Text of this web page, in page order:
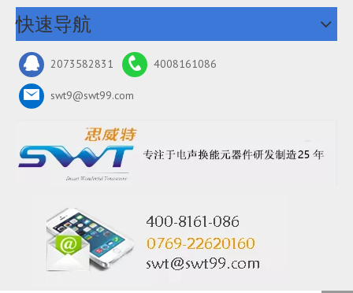
快速导航
2073582831 4008161086
swt9@swt99.com